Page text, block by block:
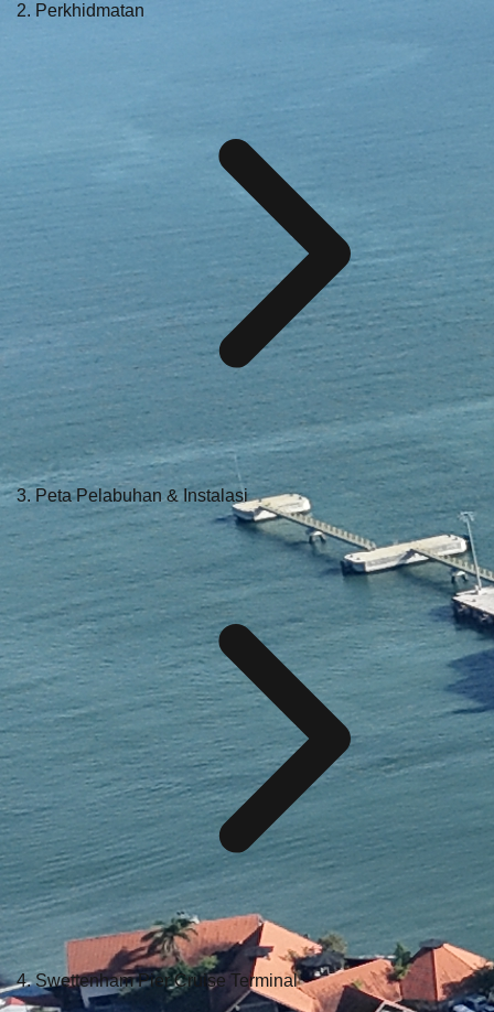
Perkhidmatan
Peta Pelabuhan & Instalasi
Swettenham Pier Cruise Terminal